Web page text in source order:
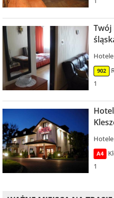
Twój
902
1
A4
1